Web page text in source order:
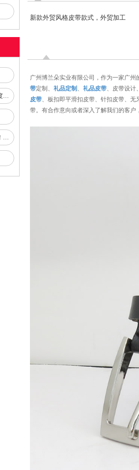
新款外贸风格皮带款式，外贸加工
广州博兰朵实业有限公司，作为一家广州
带定制、 礼品定制 、 礼品皮带、皮带设计
皮带、板扣即平滑扣皮带、针扣皮带、
带。有合作意向或者深入了解我们的客户
不能和人性作对实体店的通关难度比过去的挑战更大
男人，要有一条的真的牛皮腰带！会穿腰带的男人，品味都不低！